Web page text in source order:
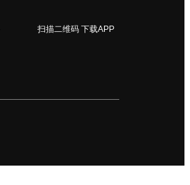
扫描二维码 下载APP